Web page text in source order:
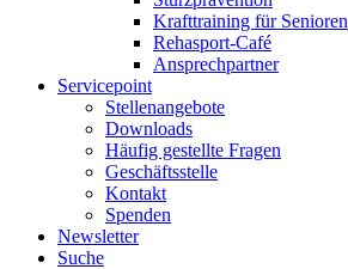
Krafttraining für Senioren
Rehasport-Café
Ansprechpartner
Servicepoint
Stellenangebote
Downloads
Häufig gestellte Fragen
Geschäftsstelle
Kontakt
Spenden
Newsletter
Suche